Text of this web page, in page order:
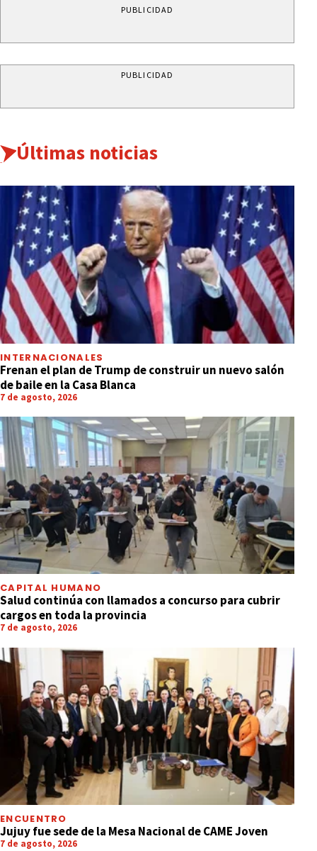
PUBLICIDAD
PUBLICIDAD
Últimas noticias
INTERNACIONALES
Frenan el plan de Trump de construir un nuevo salón
de baile en la Casa Blanca
7 de agosto, 2026
CAPITAL HUMANO
Salud continúa con llamados a concurso para cubrir
cargos en toda la provincia
7 de agosto, 2026
ENCUENTRO
Jujuy fue sede de la Mesa Nacional de CAME Joven
7 de agosto, 2026